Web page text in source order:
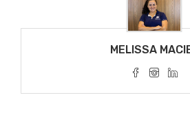
MELISSA